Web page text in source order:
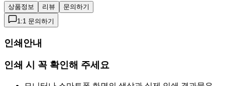
상품정보 리뷰
문의하기
1:1 문의하기
인쇄안내
인쇄 시 꼭 확인해 주세요